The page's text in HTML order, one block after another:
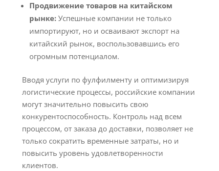
Продвижение товаров на китайском
рынке:Успешные компании не только
импортируют, но и осваивают экспорт на
китайский рынок, воспользовавшись его
огромным потенциалом.
Вводя услуги по фулфилменту и оптимизируя
логистические процессы, российские компании
могут значительно повысить свою
конкурентоспособность. Контроль над всем
процессом, от заказа до доставки, позволяет не
только сократить временные затраты, но и
повысить уровень удовлетворенности
клиентов.